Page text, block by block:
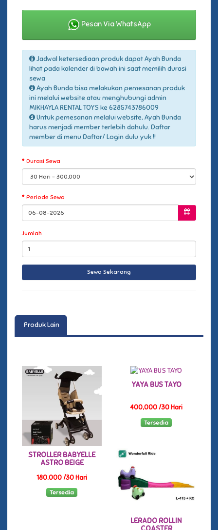
Pesan Via WhatsApp
Jadwal ketersediaan produk dapat Ayah Bunda
lihat pada kalender di bawah ini saat memilih durasi
sewa
Ayah Bunda bisa melakukan pemesanan produk
ini melalui website atau menghubungi admin
MIKHAYLA RENTAL TOYS ke 6285743786009
Untuk pemesanan melalui website, Ayah Bunda
harus menjadi member terlebih dahulu. Daftar
member di menu Daftar/ Login dulu yuk !!
Durasi Sewa
Periode Sewa
Jumlah
Produk Lain
STROLLER BABYELLE
ASTRO BEIGE
180,000 /30 Hari
Tersedia
YAYA BUS TAYO
400,000 /30 Hari
Tersedia
LERADO ROLLIN